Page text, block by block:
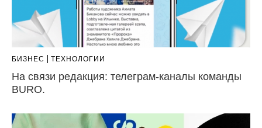
БИЗНЕС ТЕХНОЛОГИИ
На связи редакция: телеграм-каналы команды
BURO.